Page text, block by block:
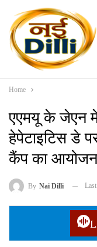
Home
एएमयू के जेएन
हेपेटाइटिस डे
कैंप का आयोजन
By Nai Dilli